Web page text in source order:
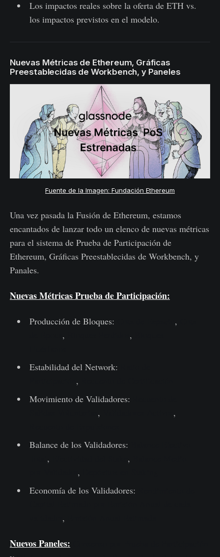
Los impactos reales sobre la oferta de ETH vs.
los impactos previstos en el modelo.
Nuevas Métricas de Ethereum, Gráficas
Preestablecidas de Workbench, y Paneles
Fuente de la Imagen: Fundación Ethereum
Una vez pasada la Fusión de Ethereum, estamos
encantados de lanzar todo un elenco de nuevas métricas
para el sistema de Prueba de Participación de
Ethereum, Gráficas Preestablecidas de Workbench, y
Panales.
Nuevas Métricas Prueba de Participación:
Producción de Bloques: ,
, ,
Estabilidad del Network:
,
Movimiento de Validadores:
,
,
Balance de los Validadores:
, ,
,
Economía de los Validadores:
,
Nuevos Paneles: